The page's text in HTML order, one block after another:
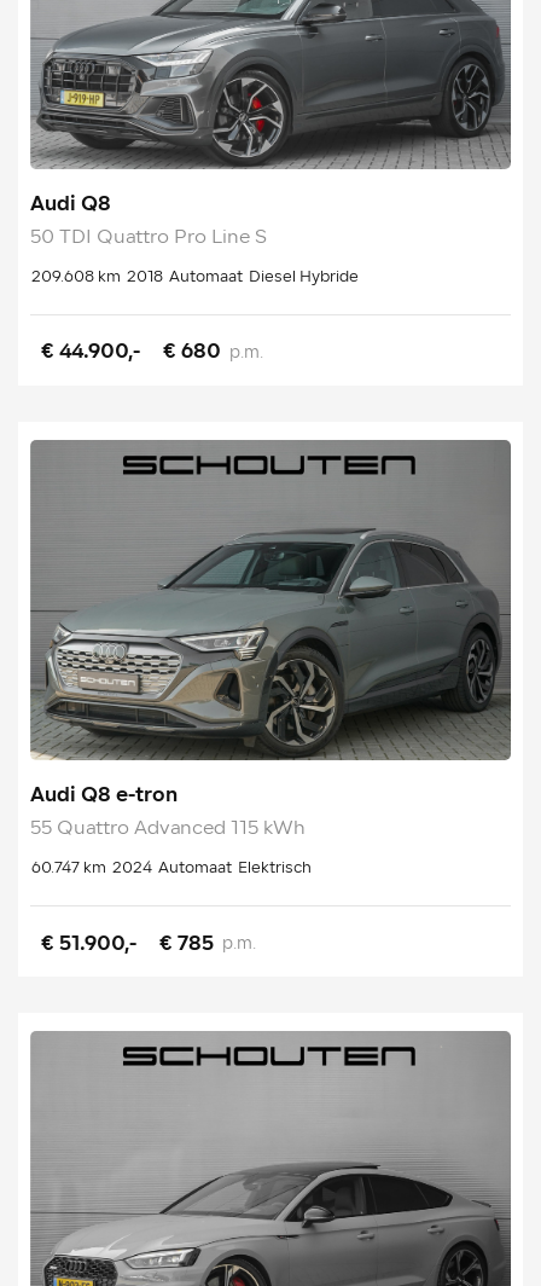
Audi Q8
50 TDI Quattro Pro Line S
209.608 km 2018 Automaat Diesel Hybride
€ 44.900,- € 680 p.m.
Audi Q8 e-tron
55 Quattro Advanced 115 kWh
60.747 km 2024 Automaat Elektrisch
€ 51.900,- € 785 p.m.